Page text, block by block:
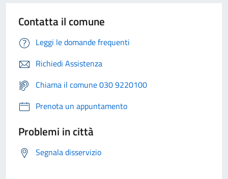
Contatta il comune
Leggi le domande frequenti
Richiedi Assistenza
Chiama il comune 030 9220100
Prenota un appuntamento
Problemi in città
Segnala disservizio